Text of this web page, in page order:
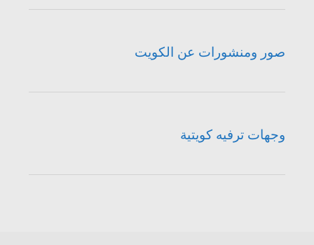
صور ومنشورات عن الكويت
وجهات ترفيه كويتية